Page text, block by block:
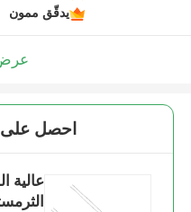
يدقّق ممون
عرض
احصل